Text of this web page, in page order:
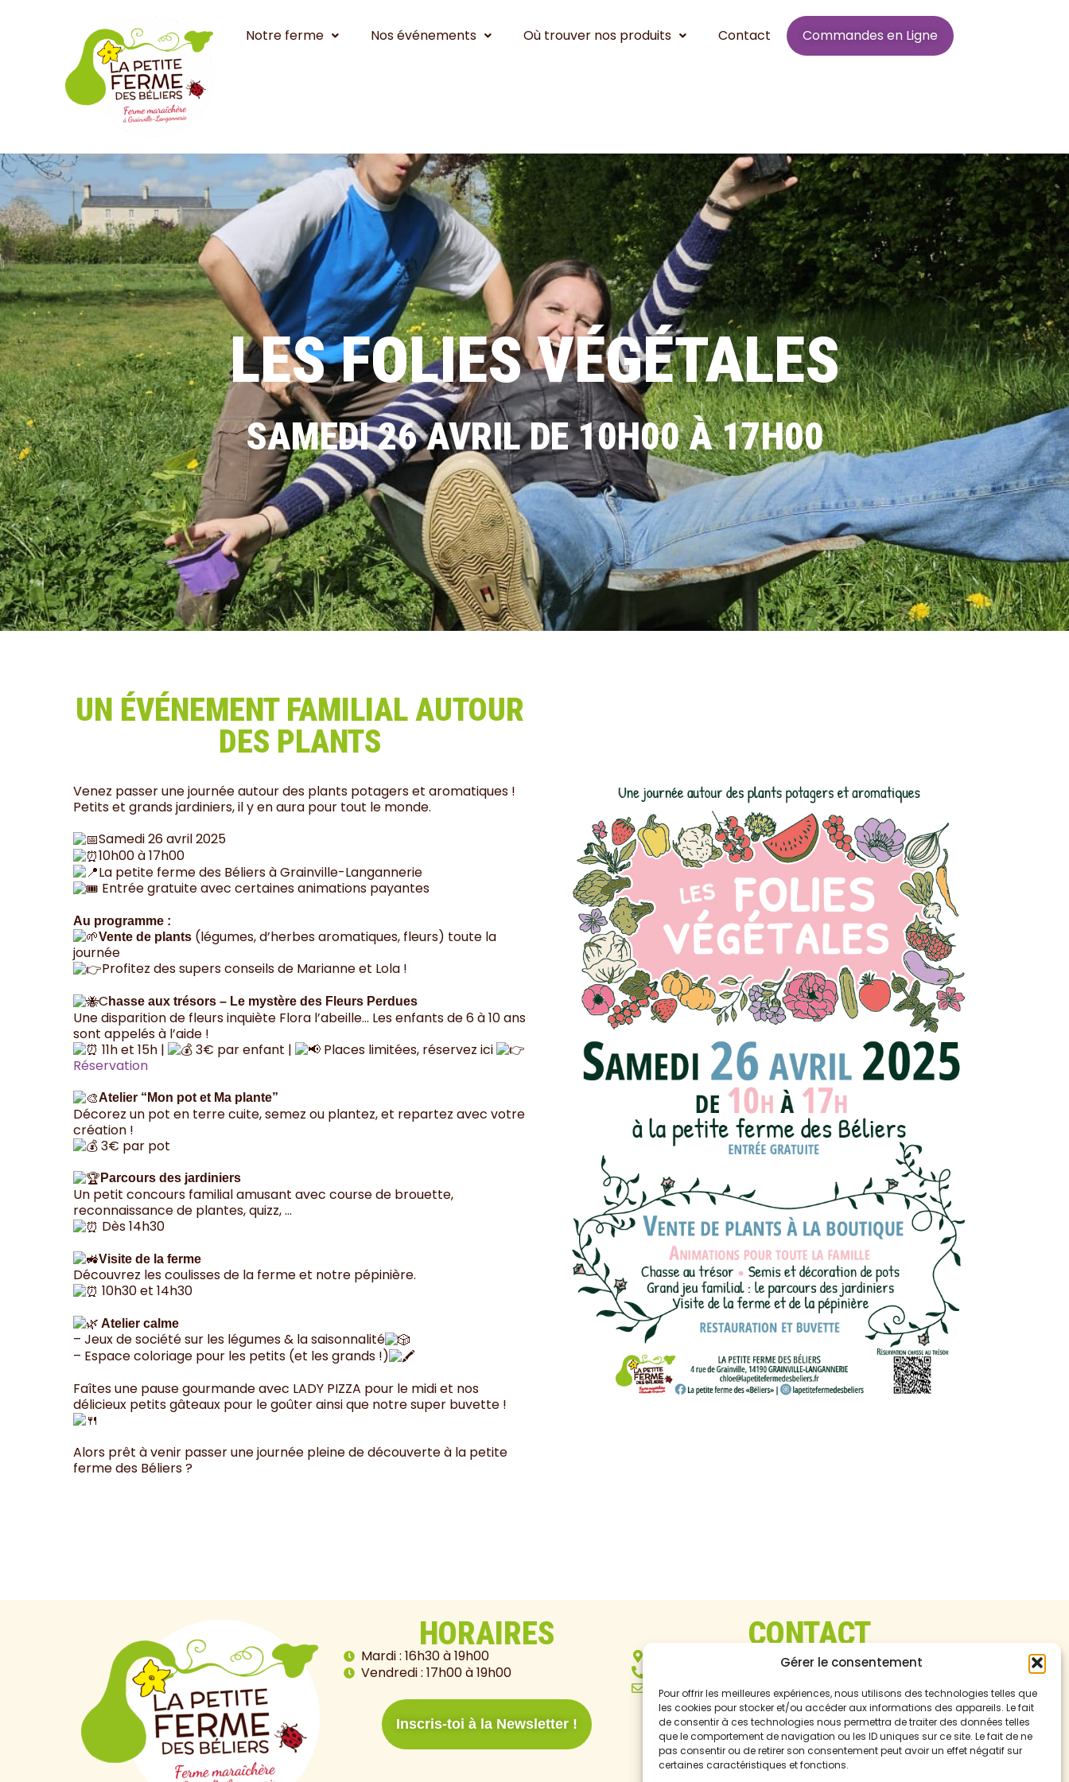
Gérer le consentement
Pour offrir les meilleures expériences, nous utilisons des technologies telles que
les cookies pour stocker et/ou accéder aux informations des appareils. Le fait
de consentir à ces technologies nous permettra de traiter des données telles
que le comportement de navigation ou les ID uniques sur ce site. Le fait de ne
pas consentir ou de retirer son consentement peut avoir un effet négatif sur
certaines caractéristiques et fonctions.
Notre ferme Nos événements Où trouver nos produits Contact Commandes en Ligne
LES FOLIES VÉGÉTALES
SAMEDI 26 AVRIL DE 10H00 À 17H00
UN ÉVÉNEMENT FAMILIAL AUTOUR
DES PLANTS
Venez passer une journée autour des plants potagers et aromatiques !
Petits et grands jardiniers, il y en aura pour tout le monde.
Samedi 26 avril 2025
10h00 à 17h00
La petite ferme des Béliers à Grainville-Langannerie
Entrée gratuite avec certaines animations payantes
Au programme :
Vente de plants (légumes, d’herbes aromatiques, fleurs) toute la
journée
Profitez des supers conseils de Marianne et Lola !
C hasse aux trésors – Le mystère des Fleurs Perdues
Une disparition de fleurs inquiète Flora l’abeille… Les enfants de 6 à 10 ans
sont appelés à l’aide !
11h et 15h |
3€ par enfant |
Places limitées, réservez ici
Réservation
Atelier “Mon pot et Ma plante”
Décorez un pot en terre cuite, semez ou plantez, et repartez avec votre
création !
3€ par pot
Parcours des jardiniers
Un petit concours familial amusant avec course de brouette,
reconnaissance de plantes, quizz, …
Dès 14h30
Visite de la ferme
Découvrez les coulisses de la ferme et notre pépinière.
10h30 et 14h30
Atelier calme
– Jeux de société sur les légumes & la saisonnalité
– Espace coloriage pour les petits (et les grands !)
Faîtes une pause gourmande avec LADY PIZZA pour le midi et nos
délicieux petits gâteaux pour le goûter ainsi que notre super buvette !
Alors prêt à venir passer une journée pleine de découverte à la petite
ferme des Béliers ?
HORAIRES
Mardi : 16h30 à 19h00
Vendredi : 17h00 à 19h00
Inscris-toi à la Newsletter !
CONTACT
4 rue de Grainville, 14190 Grainville-Langannerie
marianne@lapetitefermedesbeliers.fr
F
a
c
e
b
I
n
s
t
a